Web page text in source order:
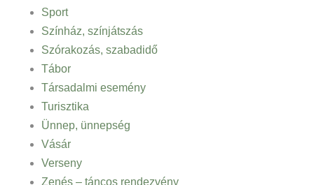
Sport
Színház, színjátszás
Szórakozás, szabadidő
Tábor
Társadalmi esemény
Turisztika
Ünnep, ünnepség
Vásár
Verseny
Zenés – táncos rendezvény